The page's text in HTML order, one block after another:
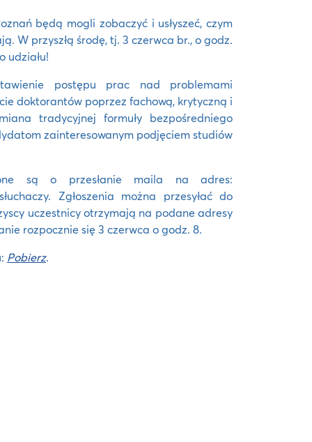
będą mogli zobaczyć i usłyszeć, czym
W przyszłą środę, tj. 3 czerwca br., o godz.
udziału!
postępu prac nad problemami
doktorantów poprzez fachową, krytyczną i
tradycyjnej formuły bezpośredniego
zainteresowanym podjęciem studiów
są o przesłanie maila na adres:
Zgłoszenia można przesyłać do
uczestnicy otrzymają na podane adresy
rozpocznie się 3 czerwca o godz. 8.
Pobierz.